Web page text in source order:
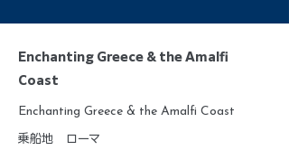
Enchanting Greece & the Amalfi
Coast
Enchanting Greece & the Amalfi Coast
乗船地 ローマ